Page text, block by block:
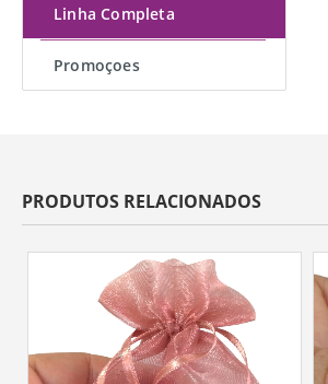
Linha Completa
Promoçoes
PRODUTOS RELACIONADOS